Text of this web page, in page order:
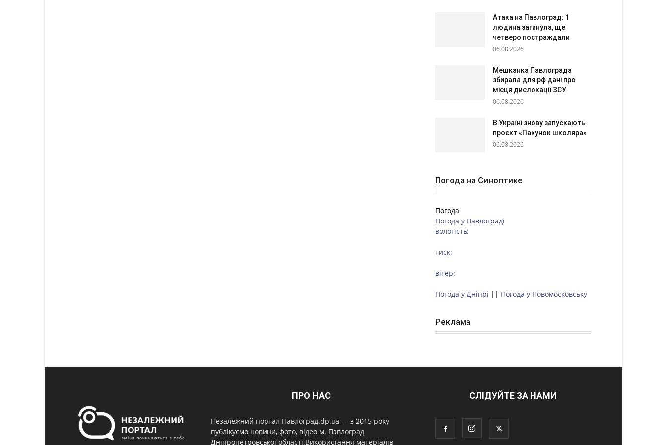
Атака на Павлоград: 1
людина загинула, ще
четверо постраждали
06.08.2026
Мешканка Павлограда
збирала для рф дані про
місця дислокації ЗСУ
06.08.2026
В Україні знову запускають
проєкт «Пакунок школяра»
06.08.2026
Погода на Синоптике
Погода
Погода у Павлограді
вологість:
тиск:
вітер:
Погода у Дніпрі || Погода у Новомосковську
Реклама
ПРО НАС
Незалежний портал Павлоград.dp.ua — з 2015 року
публікуємо новини, фото, відео м. Павлоград
Дніпропетровської області.Використання матеріалів
СЛІДУЙТЕ ЗА НАМИ